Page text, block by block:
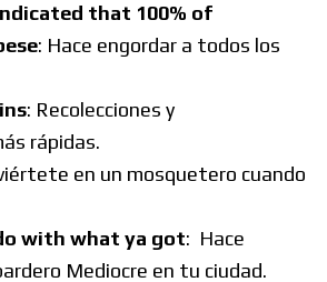
that 100% of
: Hace engordar a todos los
: Recolecciones y
rápidas.
en un mosquetero cuando
with what ya got: Hace
Mediocre en tu ciudad.